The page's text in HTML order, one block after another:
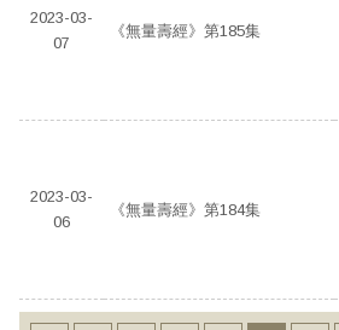
2023-03-
07
《無量壽經》第185集
2023-03-
06
《無量壽經》第184集